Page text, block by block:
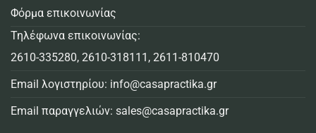
Φόρμα επικοινωνίας
Τηλέφωνα επικοινωνίας:
2610-335280, 2610-318111 , 2611-810470
Email λογιστηρίου: info@casapractika.gr
Email παραγγελιών: sales@casapractika.gr